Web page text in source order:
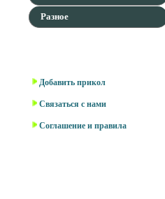
Разное
Добавить прикол
Связаться с нами
Соглашение и правила